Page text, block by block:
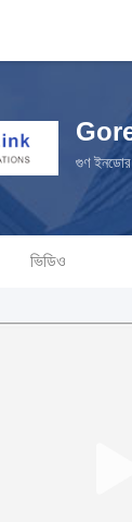
গুণ ইনডোর
ভিডিও